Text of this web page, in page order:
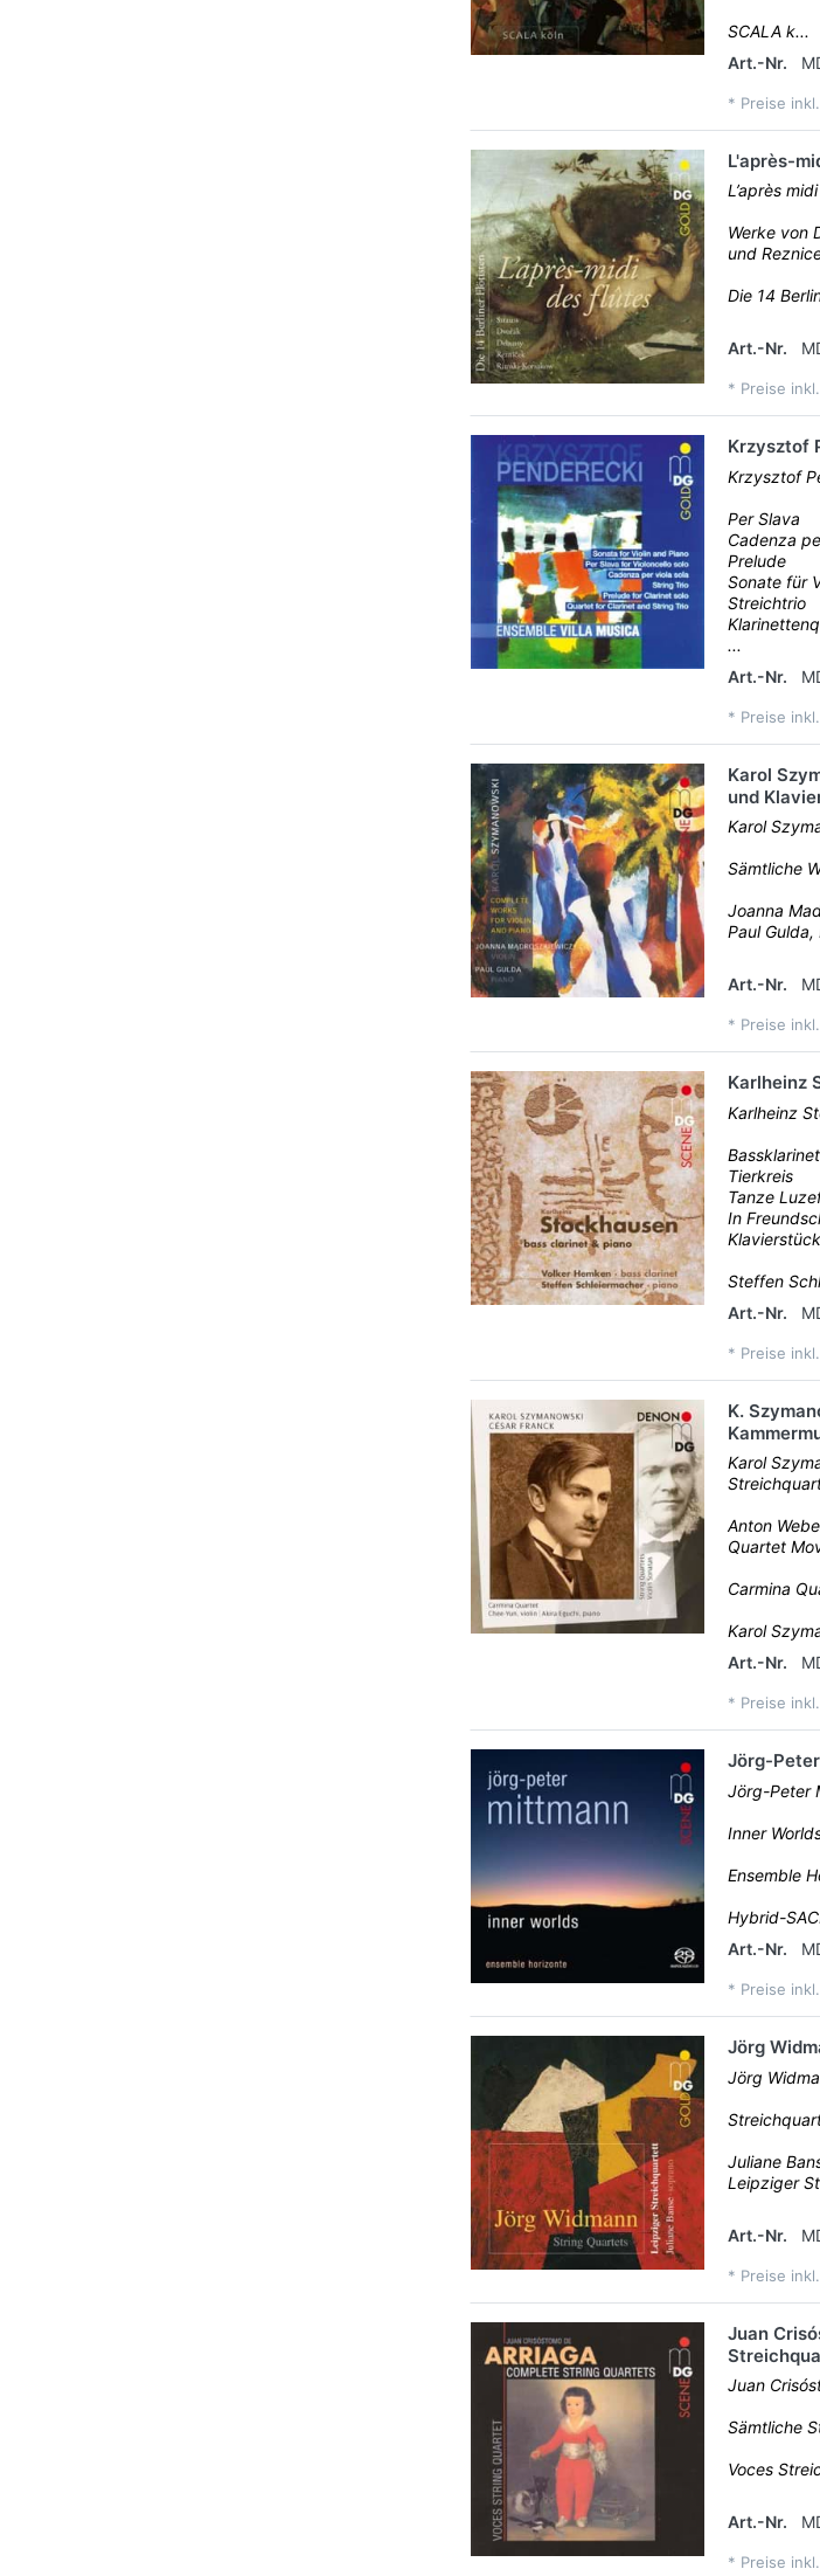
SCALA k...
Art.-Nr.
* Preise
L'après-
L’après
Werke von
und
Die 14
Art.-Nr.
* Preise
Krzysztof
Krzysztof
Per Slava
Cadenza
Prelude
Sonate für
Streichtrio
...
Art.-Nr.
* Preise
Karol
und
Karol
Sämtliche
Joanna
Paul Gulda,
Art.-Nr.
* Preise
Karlheinz
Karlheinz
Tierkreis
Tanze
In
Steffen
Art.-Nr.
* Preise
K.
Karol
Anton
Quartet
Carmina
Karol
Art.-Nr.
* Preise
Jörg-
Jörg-Peter
Inner
Ensemble
Hybrid-
Art.-Nr.
* Preise
Jörg
Jörg
Juliane
Leipziger
Art.-Nr.
* Preise
Juan
Juan
Sämtliche
Voces
Art.-Nr.
* Preise